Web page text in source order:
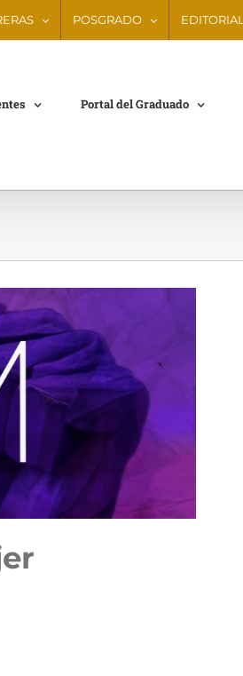
POSGRADO EDITORIAL
Portal del Graduado